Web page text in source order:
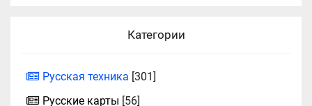
Категории
Русская техника [301]
Русские карты [56]